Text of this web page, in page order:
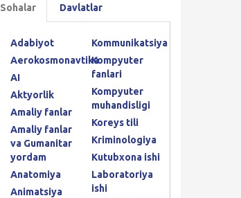
Sohalar Davlatlar
Adabiyot
Aerokosmonavtika
AI
Aktyorlik
Amaliy fanlar
Amaliy fanlar
va Gumanitar
yordam
Anatomiya
Animatsiya
Kommunikatsiya
Kompyuter
fanlari
Kompyuter
muhandisligi
Koreys tili
Kriminologiya
Kutubxona ishi
Laboratoriya
ishi